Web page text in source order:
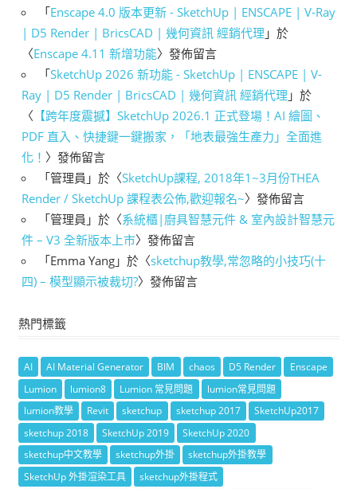
「Enscape 4.0 版本更新 - SketchUp | ENSCAPE | V-Ray
| D5 Render | BricsCAD | 幾何資訊 經銷代理 」於
〈Enscape 4.11 新增功能〉發佈留言
「SketchUp 2026 新功能 - SketchUp | ENSCAPE | V-
Ray | D5 Render | BricsCAD | 幾何資訊 經銷代理 」於
〈 【跨年度震撼】SketchUp 2026.1 正式登場！AI 繪圖、
PDF 直入、快捷鍵一鍵搬家，「地表最強生產力」全面進
化！ 〉發佈留言
「管理員 」於〈SketchUp課程, 2018年1~3月份THEA
Render / SketchUp 課程表公佈,歡迎報名~〉發佈留言
「管理員 」於〈系統櫃|廚具智慧元件 & 室內設計智慧元
件 – V3 全新版本上市〉發佈留言
「Emma Yang 」於〈sketchup教學,常忽略的小技巧(十
四) – 模型顯示被裁切?〉發佈留言
熱門標籤
AI AI Material Generator BIM chaos D5 Render
Enscape
Lumion
lumion8 Lumion 常見問題
lumion常見問題
lumion教學
Revit sketchup sketchup 2017
SketchUp2017
sketchup 2018
SketchUp 2019
SketchUp 2020
sketchup中文教學
sketchup外掛
sketchup外掛教學
SketchUp 外掛渲染工具
sketchup外掛程式